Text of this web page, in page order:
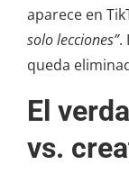
aparece en
solo lecciones”.
queda
El
vs.